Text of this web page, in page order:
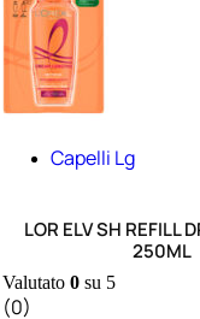
Capelli Lg
LOR ELV SH REFILL
250ML
Valutato 0su 5
(0)